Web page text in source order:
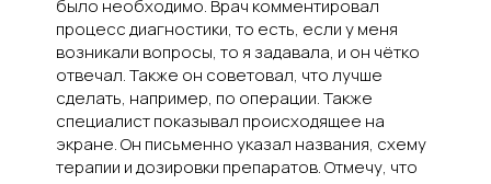
было необходимо. Врач комментировал
процесс диагностики, то есть, если у меня
возникали вопросы, то я задавала, и он чётко
отвечал. Также он советовал, что лучше
сделать, например, по операции. Также
специалист показывал происходящее на
экране. Он письменно указал названия, схему
терапии и дозировки препаратов. Отмечу, что